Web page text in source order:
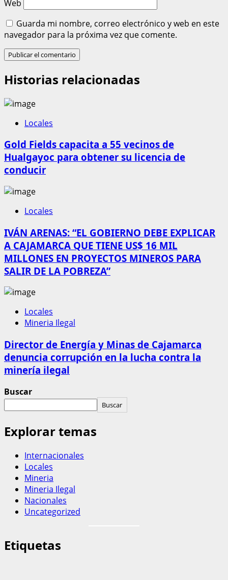
Web
Guarda mi nombre, correo electrónico y web en este
navegador para la próxima vez que comente.
Historias relacionadas
Locales
Gold Fields capacita a 55 vecinos de
Hualgayoc para obtener su licencia de
conducir
Locales
IVÁN ARENAS: “EL GOBIERNO DEBE EXPLICAR
A CAJAMARCA QUE TIENE US$ 16 MIL
MILLONES EN PROYECTOS MINEROS PARA
SALIR DE LA POBREZA”
Locales
Mineria Ilegal
Director de Energía y Minas de Cajamarca
denuncia corrupción en la lucha contra la
minería ilegal
Buscar
Buscar
Explorar temas
Internacionales
Locales
Mineria
Mineria Ilegal
Nacionales
Uncategorized
Etiquetas